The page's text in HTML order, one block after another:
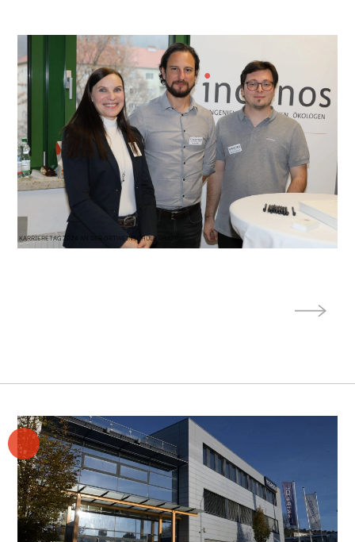
KARRIERETAG 2024 AN DER ORTWEINSCHULE GRAZ